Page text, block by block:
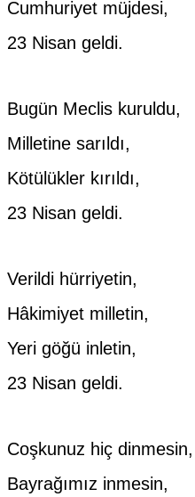
Cumhuriyet müjdesi,
23 Nisan geldi.
Bugün Meclis kuruldu,
Milletine sarıldı,
Kötülükler kırıldı,
23 Nisan geldi.
Verildi hürriyetin,
Hâkimiyet milletin,
Yeri göğü inletin,
23 Nisan geldi.
Coşkunuz hiç dinmesin,
Bayrağımız inmesin,